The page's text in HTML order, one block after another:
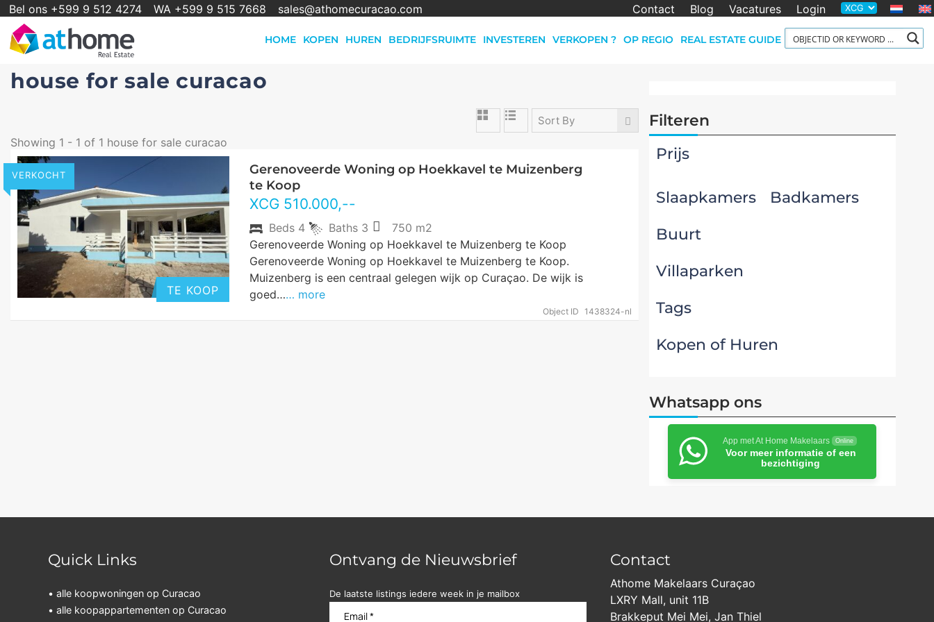
Bel ons +599 9 512 4274 WA +599 9 515 7668 sales@athomecuracao.com Contact Blog Vacatures Login
HOME KOPEN HUREN BEDRIJFSRUIMTE INVESTEREN VERKOPEN ? OP REGIO REAL ESTATE GUIDE
house for sale curacao
Sort By
Showing 1 - 1 of 1 house for sale curacao
VERKOCHT
TE KOOP
Gerenoveerde Woning op Hoekkavel te Muizenberg
te Koop
XCG 510.000,--
Object ID 1438324-nl
Beds 4 Baths 3
750 m2
Gerenoveerde Woning op Hoekkavel te Muizenberg te Koop
Gerenoveerde Woning op Hoekkavel te Muizenberg te Koop.
Muizenberg is een centraal gelegen wijk op Curaçao. De wijk is
goed…… more
Filteren
Prijs
Slaapkamers
Badkamers
Buurt
Villaparken
Tags
Kopen of Huren
Whatsapp ons
App met At Home Makelaars Online
Voor meer informatie of een
bezichtiging
Quick Links
• alle koopwoningen op Curacao
• alle koopappartementen op Curacao
Ontvang de Nieuwsbrief
De laatste listings iedere week in je mailbox
Contact
Athome Makelaars Curaçao
LXRY Mall, unit 11B
Brakkeput Mei Mei, Jan Thiel